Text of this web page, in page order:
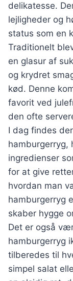
delikatesse.
lejligheder og
status som en
Traditionelt
en glasur af
og krydret
kød. Denne
favorit ved
den ofte
I dag findes
hamburgerryg,
ingredienser
for at give
hvordan man
hamburgerryg
skaber hygge
Det er også
hamburgerryg
tilberedes til
simpel salat